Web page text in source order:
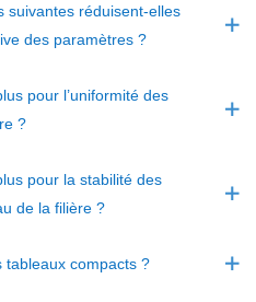
suivantes réduisent-elles
des paramètres ?
pour l’uniformité des
?
pour la stabilité des
de la filière ?
tableaux compacts ?